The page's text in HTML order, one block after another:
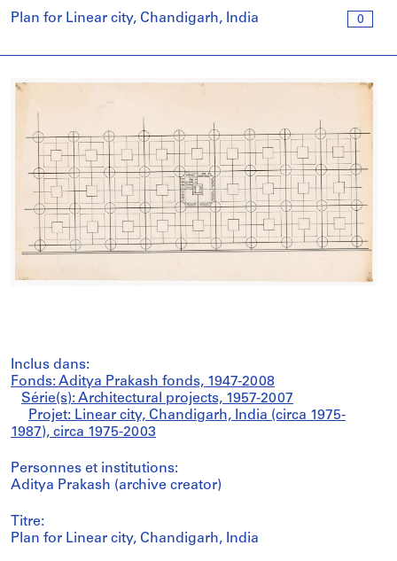
0
Plan for Linear city, Chandigarh, India
Inclus dans:
Fonds: Aditya Prakash fonds, 1947-2008
Série(s): Architectural projects, 1957-2007
Projet: Linear city, Chandigarh, India (circa 1975-
1987), circa 1975-2003
Personnes et institutions:
Aditya Prakash (archive creator)
Titre:
Plan for Linear city, Chandigarh, India